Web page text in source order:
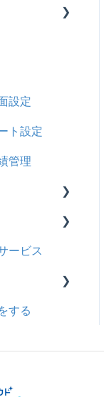
ジスレッド
設定
ト設定
管理
ついて
て
オン設定
証)
ービス
する